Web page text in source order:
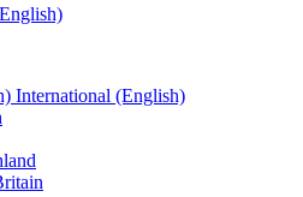
International (English)